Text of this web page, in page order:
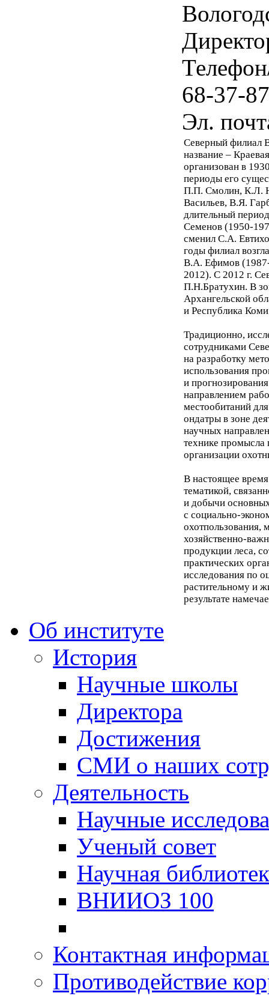
68-37-87
Эл.
Северный филиал
название –
организован в
периоды его
П.П. Смолин, К.Л.
Васильев, В.Я.
длительный
Семенов (1950-
сменил С.А.
годы филиал
В.А. Ефимов
2012). С 2012 г.
П.Н.Братухин. В
Архангельской
и Республика
Традиционно,
сотрудниками
на разработку
использования
и
направлением
местообитаний
ондатры в зоне
научных
технике промысла
организации
В настоящее
тематикой,
и добычи
с социально-
охотпользования,
хозяйственно-
продукции леса,
практических
исследования по
растительному и
результате
Об институте
История
Научные школы
Директора
Достижения
СМИ о наших
Деятельность
Научные
Ученый совет
Научная
ВНИИОЗ 100
Контактная
Противодействие